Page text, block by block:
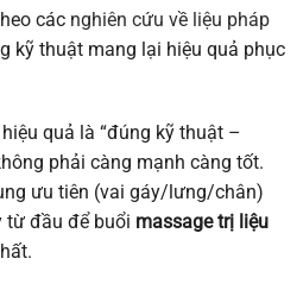
các nghiên cứu về liệu pháp
kỹ thuật mang lại hiệu quả phục
quả là “đúng kỹ thuật –
phải càng mạnh càng tốt.
ưu tiên (vai gáy/lưng/chân)
từ đầu để buổi massage trị liệu